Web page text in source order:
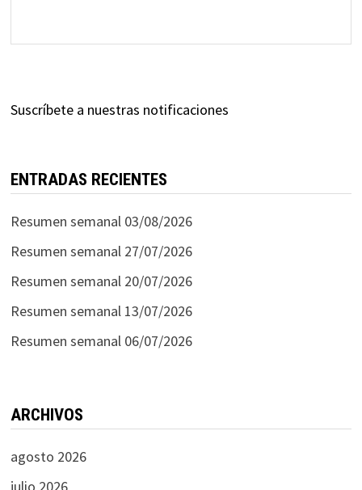
Suscríbete a nuestras notificaciones
ENTRADAS RECIENTES
Resumen semanal 03/08/2026
Resumen semanal 27/07/2026
Resumen semanal 20/07/2026
Resumen semanal 13/07/2026
Resumen semanal 06/07/2026
ARCHIVOS
agosto 2026